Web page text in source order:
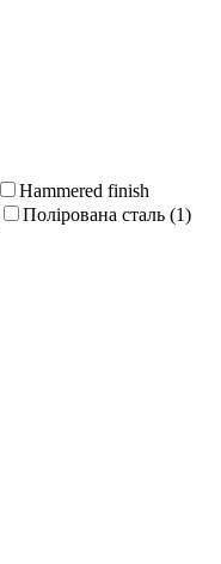
Hammered finish
Полірована сталь (1)